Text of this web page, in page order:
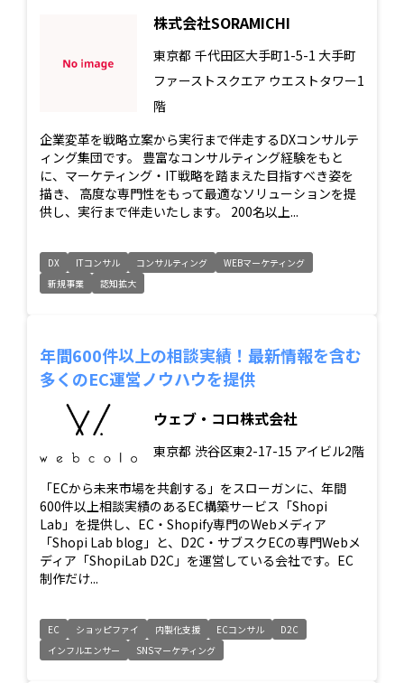
株式会社SORAMICHI
東京都 千代田区大手町1-5-1 大手町
ファーストスクエア ウエストタワー1
階
企業変革を戦略立案から実行まで伴走するDXコンサルテ
ィング集団です。 豊富なコンサルティング経験をもと
に、マーケティング・IT戦略を踏まえた目指すべき姿を
描き、 高度な専門性をもって最適なソリューションを提
供し、実行まで伴走いたします。 200名以上...
DX ITコンサル コンサルティング
WEBマーケティング
新規事業
認知拡大
年間600件以上の相談実績！最新情報を含む
多くのEC運営ノウハウを提供
ウェブ・コロ株式会社
東京都 渋谷区東2-17-15 アイビル2階
「ECから未来市場を共創する」をスローガンに、年間
600件以上相談実績のあるEC構築サービス「Shopi
Lab」を提供し、EC・Shopify専門のWebメディア
「Shopi Lab blog」と、D2C・サブスクECの専門Webメ
ディア「ShopiLab D2C」を運営している会社です。EC
制作だけ...
EC ショッピファイ 内製化支援 ECコンサル
D2C
インフルエンサー
SNSマーケティング